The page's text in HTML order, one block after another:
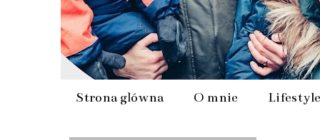
Strona główna O mnie Lifestyle